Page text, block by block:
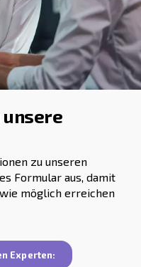
der internationalen
seine Zuverlässigkeit
dass sie den
und das
der den
des Systems